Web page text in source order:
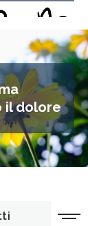
il dolore